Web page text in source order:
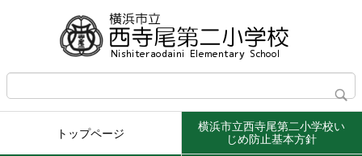
トップページ
横浜市立西寺尾第二小学校い
じめ防止基本方針